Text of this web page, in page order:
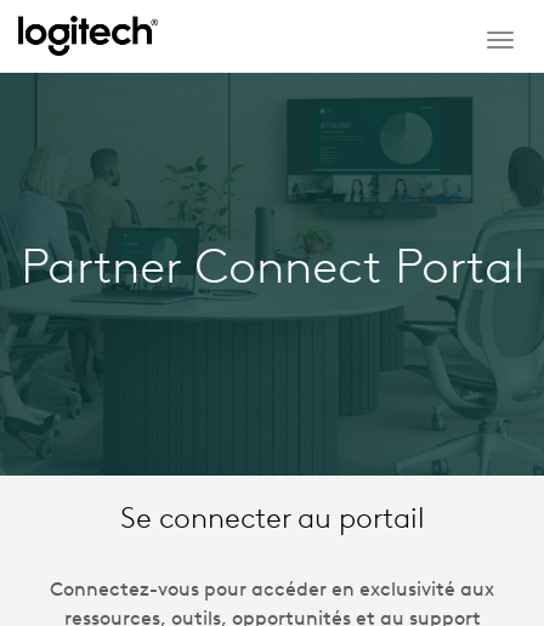
Partner Connect Portal
Se connecter au portail
Connectez-vous pour accéder en exclusivité aux
ressources, outils, opportunités et au support